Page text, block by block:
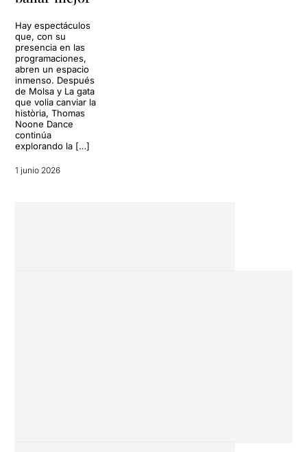
Hay espectáculos
que, con su
presencia en las
programaciones,
abren un espacio
inmenso. Después
de Molsa y La gata
que volia canviar la
història, Thomas
Noone Dance
continúa
explorando la […]
1 junio 2026